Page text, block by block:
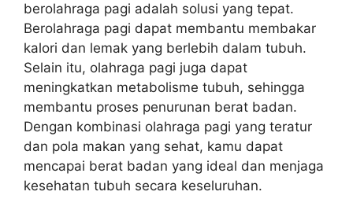
berolahraga pagi adalah solusi yang tepat.
Berolahraga pagi dapat membantu membakar
kalori dan lemak yang berlebih dalam tubuh.
Selain itu, olahraga pagi juga dapat
meningkatkan metabolisme tubuh, sehingga
membantu proses penurunan berat badan.
Dengan kombinasi olahraga pagi yang teratur
dan pola makan yang sehat, kamu dapat
mencapai berat badan yang ideal dan menjaga
kesehatan tubuh secara keseluruhan.